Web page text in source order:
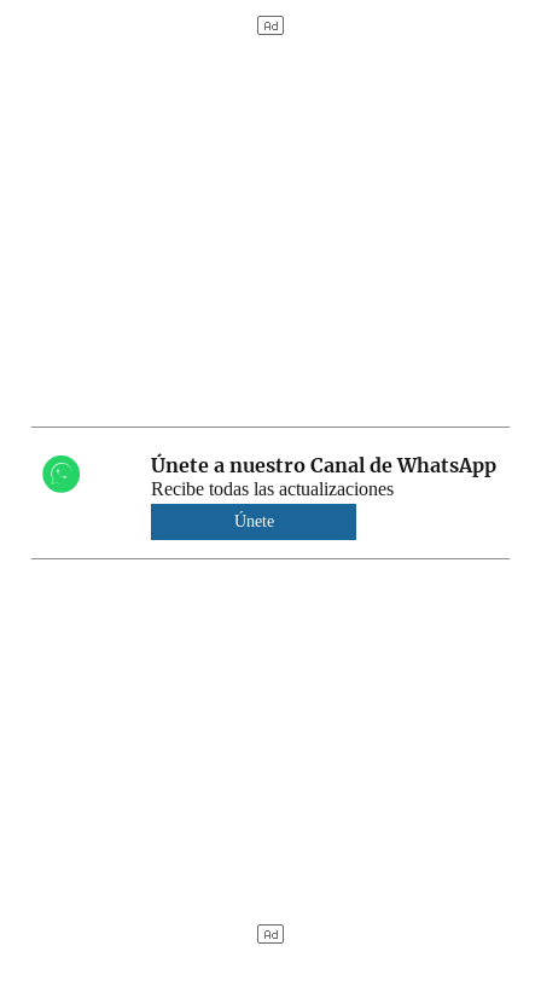
Únete a nuestro Canal de WhatsApp
Recibe todas las actualizaciones
Únete